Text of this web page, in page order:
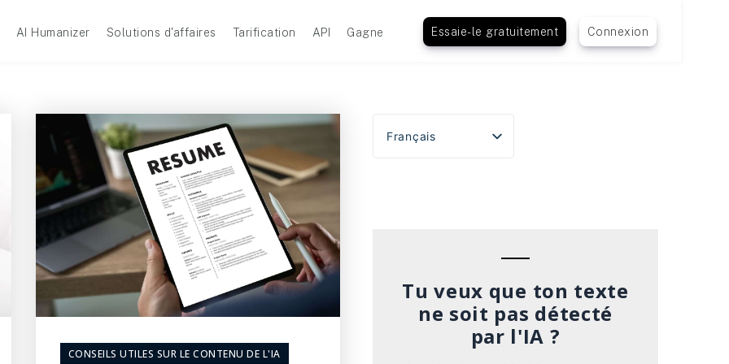
AI Humanizer Solutions d'affaires Tarification API Gagne Essaie-le gratuitement Connexion
CONSEILS UTILES SUR LE CONTENU DE L'IA
Français
English
Tu veux que ton texte
ne soit pas détecté
par l'IA ?